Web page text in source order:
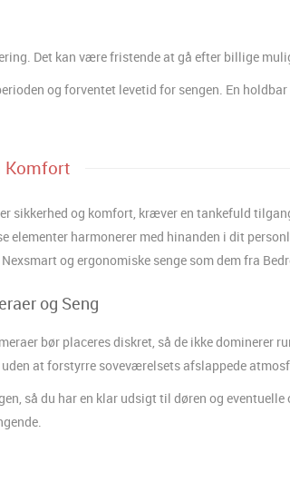
Det kan være fristende at gå efter billige
og forventet levetid for sengen. En
Komfort
sikkerhed og komfort, kræver en tankefuld
elementer harmonerer med hinanden i dit
og ergonomiske senge som dem fra
og Seng
bør placeres diskret, så de ikke dominerer
at forstyrre soveværelsets afslappede
så du har en klar udsigt til døren og